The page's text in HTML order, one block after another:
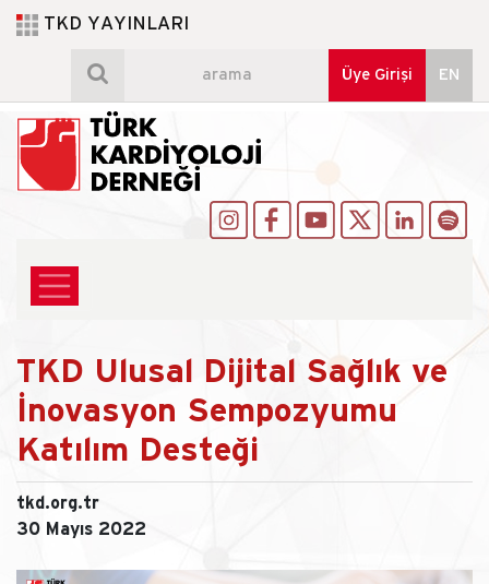
TKD YAYINLARI
TKD Ulusal Dijital Sağlık ve
İnovasyon Sempozyumu
Katılım Desteği
tkd.org.tr
30 Mayıs 2022